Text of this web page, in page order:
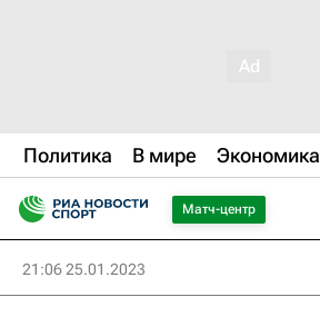
Политика В мире Экономика
Матч-центр
21:06 25.01.2023